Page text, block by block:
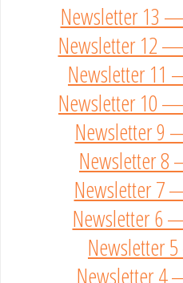
Newsletter 13
Newsletter 12
Newsletter 11
Newsletter 10
Newsletter 9
Newsletter
Newsletter 7
Newsletter 6
Newsletter
Newsletter 4